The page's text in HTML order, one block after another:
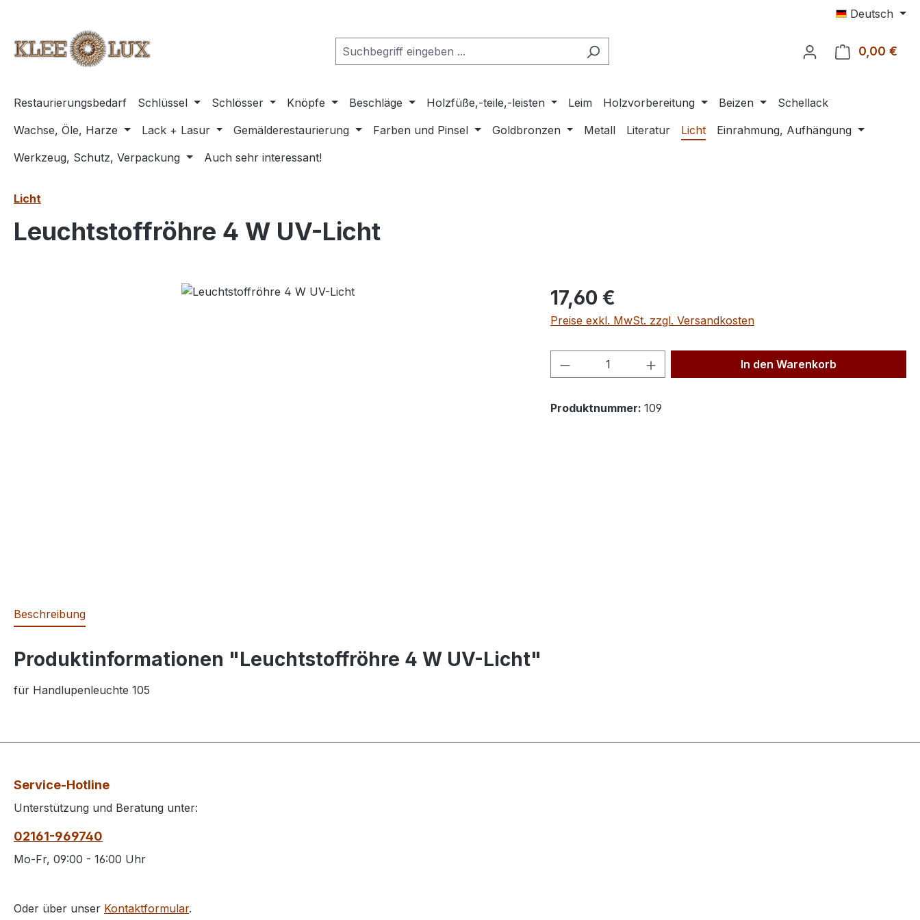
Deutsch
0,00 €
Restaurierungsbedarf Schlüssel Schlösser Knöpfe Beschläge Holzfüße,-teile,-leisten Leim Holzvorbereitung Beizen
Schellack
Wachse, Öle, Harze
Lack + Lasur Gemälderestaurierung Farben und Pinsel Goldbronzen Metall Literatur Licht
Einrahmung, Aufhängung
Werkzeug, Schutz, Verpackung
Auch sehr interessant!
Licht
Leuchtstoffröhre 4 W UV-Licht
Regulärer Preis:
17,60 €
Preise exkl. MwSt. zzgl. Versandkosten
Produkt Anzahl: Gib den gewünschten Wert
In den Warenkorb
Produktnummer: 109
Beschreibung
Produktinformationen "Leuchtstoffröhre 4 W UV-Licht"
für Handlupenleuchte 105
Service-Hotline
Unterstützung und Beratung unter:
02161-969740
Mo-Fr, 09:00 - 16:00 Uhr
Oder über unser Kontaktformular.